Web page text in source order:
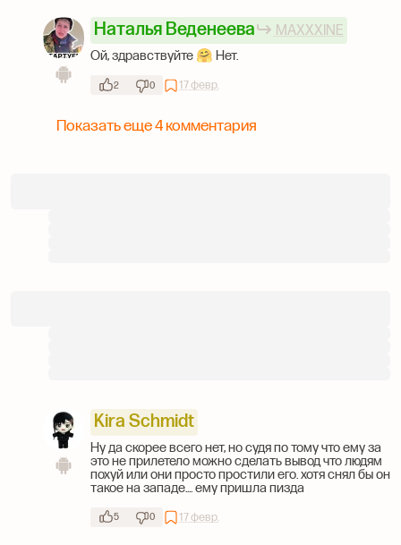
Наталья Веденеева
MAXXXINE
Ой, здравствуйте 🤗 Нет.
2 0 17 февр.
Показать еще 4 комментария
Kira Schmidt
Ну да скорее всего нет, но судя по тому что ему за
это не прилетело можно сделать вывод что людям
похуй или они просто простили его. хотя снял бы он
такое на западе.... ему пришла пизда
5 0 17 февр.